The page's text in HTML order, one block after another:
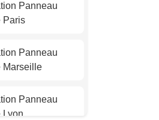
Panneau
Paris
Panneau
Marseille
Panneau
Lyon